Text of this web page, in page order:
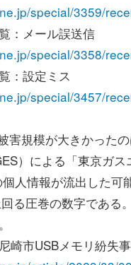
special/3359/
：メール誤送信
special/3358/
：設定ミス
special/3457/
規模が大きかった
）による「東京ガ
人情報が流出した
る圧巻の数字である
崎市USBメモリ紛失